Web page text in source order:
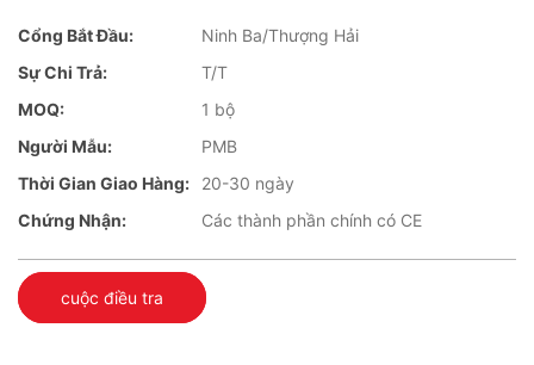
Cổng Bắt Đầu:
Ninh Ba/Thượng Hải
Sự Chi Trả:
T/T
MOQ:
1 bộ
Người Mẫu:
PMB
Thời Gian Giao Hàng:
20-30 ngày
Chứng Nhận:
Các thành phần chính có CE
cuộc điều tra